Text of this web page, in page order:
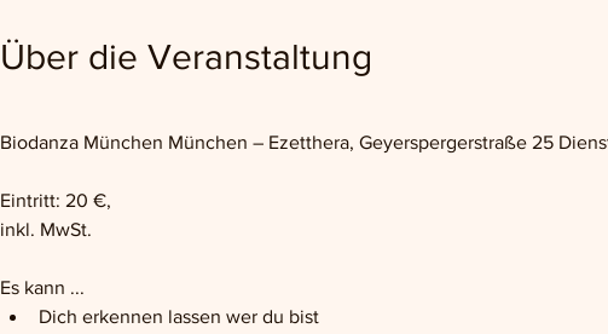
Über die Veranstaltung
Biodanza München München – Ezetthera, Geyerspergerstraße 25
Eintritt: 20 €,
inkl. MwSt.
Es kann ...
Dich erkennen lassen wer du bist